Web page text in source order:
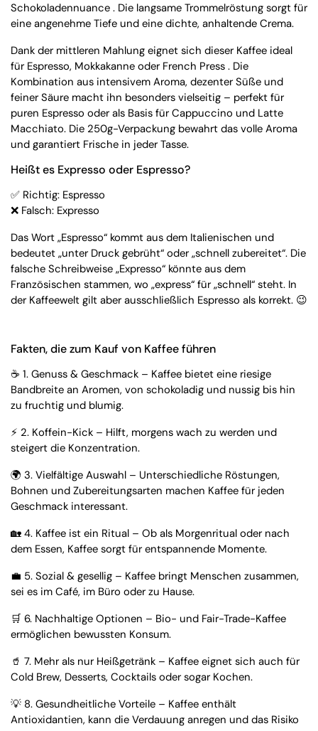
Schokoladennuance . Die langsame Trommelröstung sorgt für
eine angenehme Tiefe und eine dichte, anhaltende Crema.
Dank der mittleren Mahlung eignet sich dieser Kaffee ideal
für Espresso, Mokkakanne oder French Press . Die
Kombination aus intensivem Aroma, dezenter Süße und
feiner Säure macht ihn besonders vielseitig – perfekt für
puren Espresso oder als Basis für Cappuccino und Latte
Macchiato. Die 250g-Verpackung bewahrt das volle Aroma
und garantiert Frische in jeder Tasse.
Heißt es Expresso oder Espresso?
✅ Richtig: Espresso
❌ Falsch: Expresso
Das Wort „Espresso“ kommt aus dem Italienischen und
bedeutet „unter Druck gebrüht“ oder „schnell zubereitet“. Die
falsche Schreibweise „Expresso“ könnte aus dem
Französischen stammen, wo „express“ für „schnell“ steht. In
der Kaffeewelt gilt aber ausschließlich Espresso als korrekt. 😉
Fakten, die zum Kauf von Kaffee führen
☕ 1. Genuss & Geschmack – Kaffee bietet eine riesige
Bandbreite an Aromen, von schokoladig und nussig bis hin
zu fruchtig und blumig.
⚡ 2. Koffein-Kick – Hilft, morgens wach zu werden und
steigert die Konzentration.
🌍 3. Vielfältige Auswahl – Unterschiedliche Röstungen,
Bohnen und Zubereitungsarten machen Kaffee für jeden
Geschmack interessant.
🏡 4. Kaffee ist ein Ritual – Ob als Morgenritual oder nach
dem Essen, Kaffee sorgt für entspannende Momente.
💼 5. Sozial & gesellig – Kaffee bringt Menschen zusammen,
sei es im Café, im Büro oder zu Hause.
🛒 6. Nachhaltige Optionen – Bio- und Fair-Trade-Kaffee
ermöglichen bewussten Konsum.
🥤 7. Mehr als nur Heißgetränk – Kaffee eignet sich auch für
Cold Brew, Desserts, Cocktails oder sogar Kochen.
💡 8. Gesundheitliche Vorteile – Kaffee enthält
Antioxidantien, kann die Verdauung anregen und das Risiko